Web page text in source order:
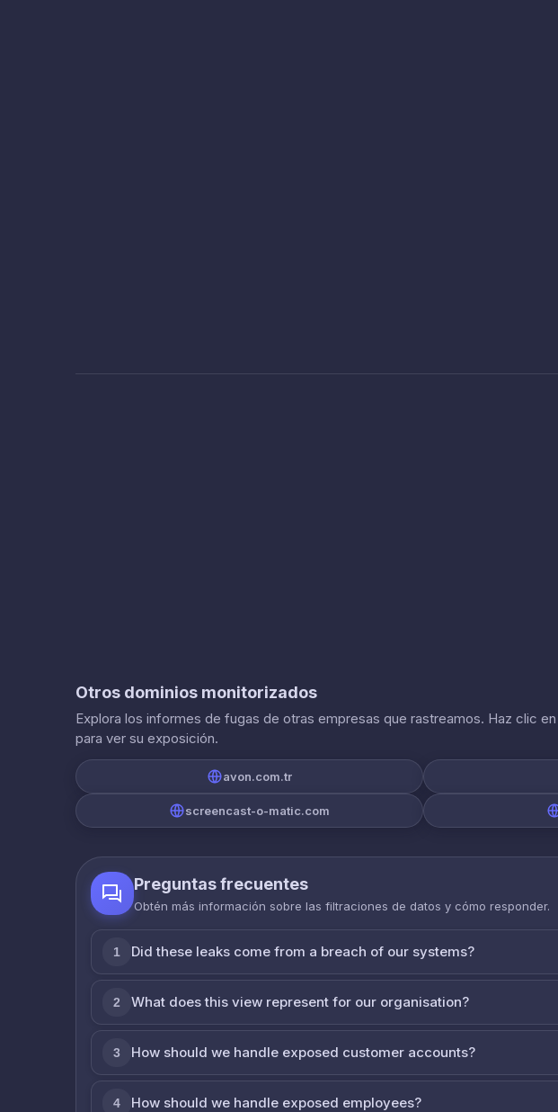
Otros dominios monitorizados
Explora los informes de fugas de otras empresas que rastreamos. Haz clic en
para ver su exposición.
avon.com.tr
screencast-o-matic.com
Preguntas frecuentes
Obtén más información sobre las filtraciones de datos y cómo responder.
1 Did these leaks come from a breach of our systems?
2 What does this view represent for our organisation?
3 How should we handle exposed customer accounts?
4 How should we handle exposed employees?